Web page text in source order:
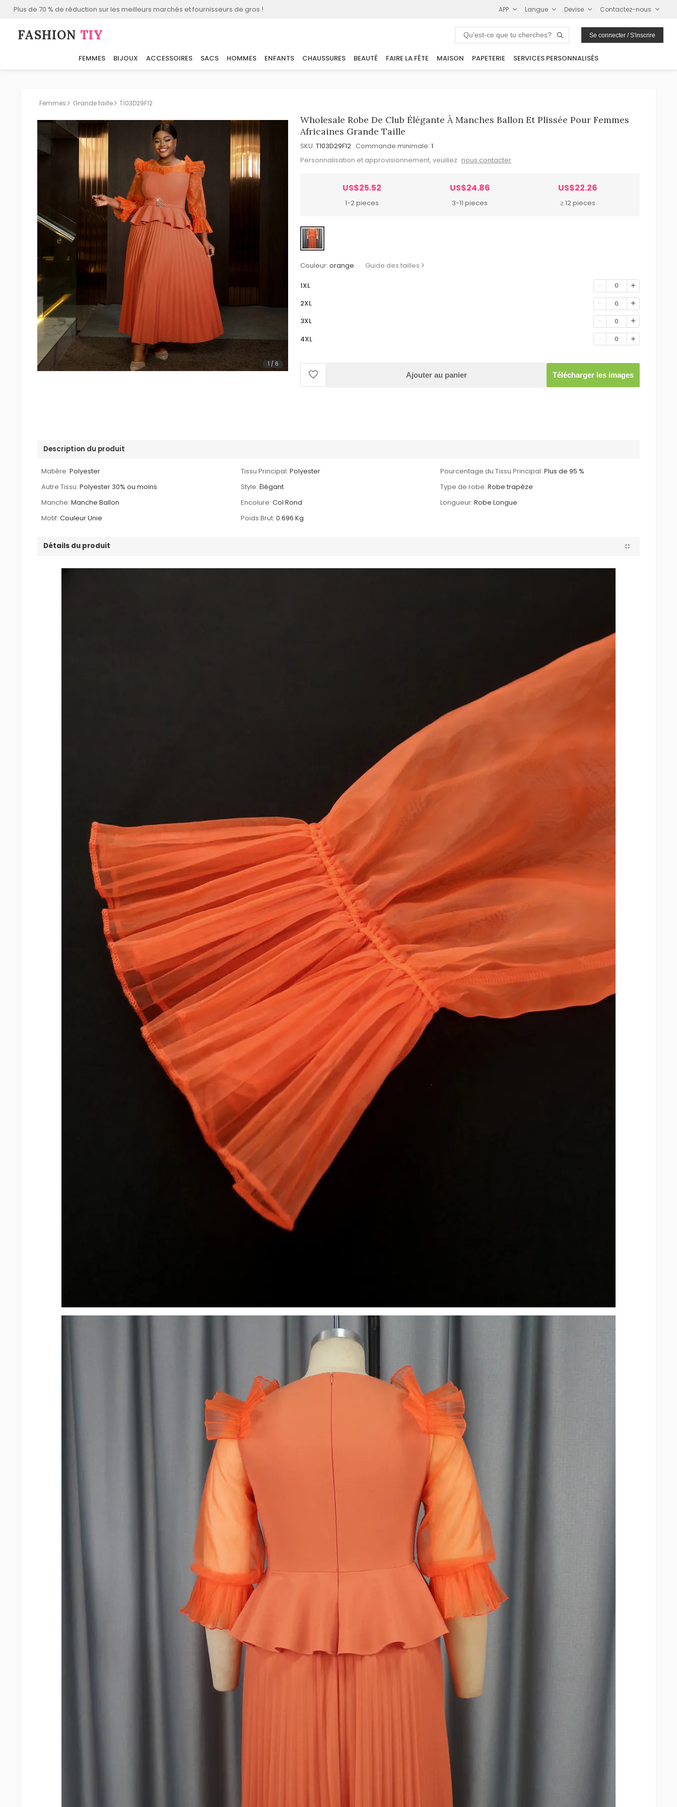
Plus de 70 % de réduction sur les meilleurs marchés et fournisseurs de gros ! APP Langue Devise Contactez-nous
FASHION⁠ TIY Se connecter / S'inscrire
FEMMES BIJOUX ACCESSOIRES SACS HOMMES ENFANTS CHAUSSURES BEAUTÉ FAIRE LA FÊTE MAISON PAPETERIE SERVICES PERSONNALISÉS
Femmes Grande taille T103D29F12
1 / 6
Wholesale Robe De Club Élégante À Manches Ballon Et Plissée Pour Femmes
Africaines Grande Taille
SKU: T103D29F12 Commande minimale: 1
Personnalisation et approvisionnement, veuillez nous contacter
US$25.52
1-2 pieces
US$24.86
3-11 pieces
US$22.26
≥ 12 pieces
Couleur: orange Guide des tailles
1XL 0
2XL 0
3XL 0
4XL 0
Ajouter au panier Télécharger les images
Description du produit
Matière: Polyester Tissu Principal: Polyester Pourcentage du Tissu Principal: Plus de 95 %
Autre Tissu: Polyester 30% ou moins Style: Élégant Type de robe: Robe trapèze
Manche: Manche Ballon Encolure: Col Rond Longueur: Robe Longue
Motif: Couleur Unie Poids Brut: 0.696 Kg
Détails du produit